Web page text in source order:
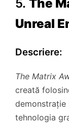
5. The
Unreal
Descriere:
The Matrix
creată
demonstrație
tehnologia